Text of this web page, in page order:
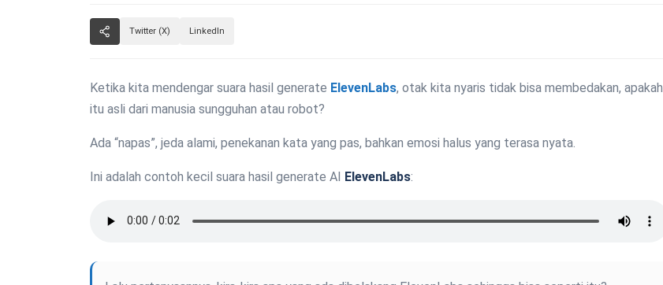
Twitter (X) LinkedIn
Ketika kita mendengar suara hasil generate ElevenLabs, otak kita nyaris tidak bisa membedakan, apakah
itu asli dari manusia sungguhan atau robot?
Ada “napas”, jeda alami, penekanan kata yang pas, bahkan emosi halus yang terasa nyata.
Ini adalah contoh kecil suara hasil generate AI ElevenLabs: